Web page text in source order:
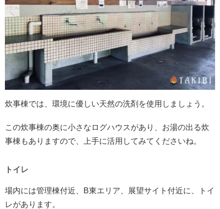
炊事棟では、環境に優しい天然の洗剤を使用しましょう。
この炊事棟の奥に小さなログハウスがあり、お湯の出る炊
事棟もありますので、上手に活用してみてくださいね。
トイレ
場内には管理棟付近、B東エリア、展望サイト付近に、トイ
レがあります。